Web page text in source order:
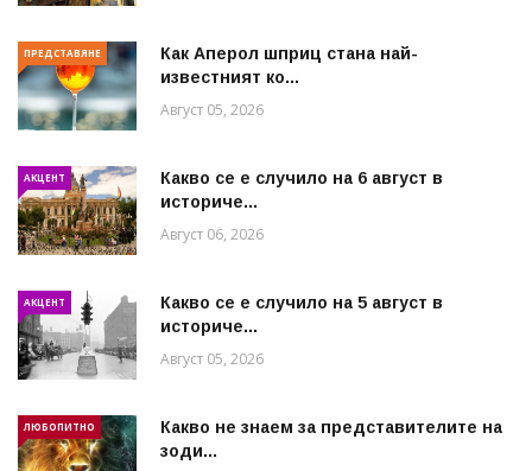
ПРЕДСТАВЯНЕ
Как Аперол шприц стана най-
известният ко...
Август 05, 2026
АКЦЕНТ
Какво се е случило на 6 август в
историче...
Август 06, 2026
АКЦЕНТ
Какво се е случило на 5 август в
историче...
Август 05, 2026
ЛЮБОПИТНО
Какво не знаем за представителите на
зоди...